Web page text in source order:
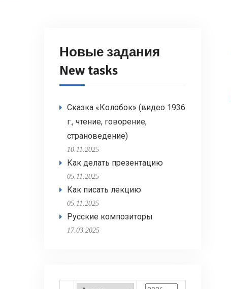
Новые задания
New tasks
Сказка «Колобок» (видео 1936
г., чтение, говорение,
страноведение)
10.11.2025
Как делать презентацию
05.11.2025
Как писать лекцию
05.11.2025
Русские композиторы
17.03.2025